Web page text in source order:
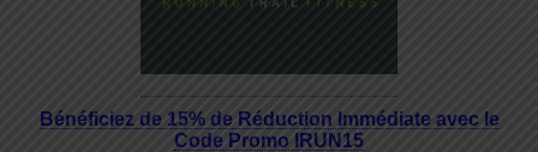
Bénéficiez de 15% de Réduction Immédiate avec le
Code Promo IRUN15